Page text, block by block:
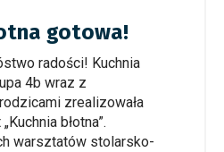
gotowa!
radości! Kuchnia
4b wraz z
zrealizowała
błotna”.
warsztatów stolarsko-